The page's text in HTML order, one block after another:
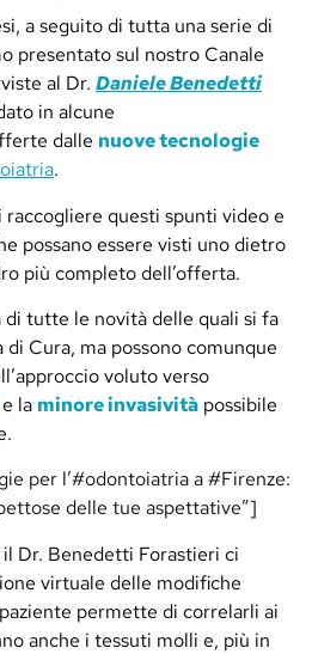
a seguito di tutta una serie di
presentato sul nostro Canale
al Dr. Daniele Benedetti
in alcune
dalle nuove tecnologie
.
questi spunti video e
possano essere visti uno dietro
più completo dell’offerta.
tutte le novità delle quali si fa
di Cura, ma possono comunque
voluto verso
e la minore invasività possibile
per l’#odontoiatria a #Firenze:
delle tue aspettative”]
Dr. Benedetti Forastieri ci
virtuale delle modifiche
permette di correlarli ai
anche i tessuti molli e, più in